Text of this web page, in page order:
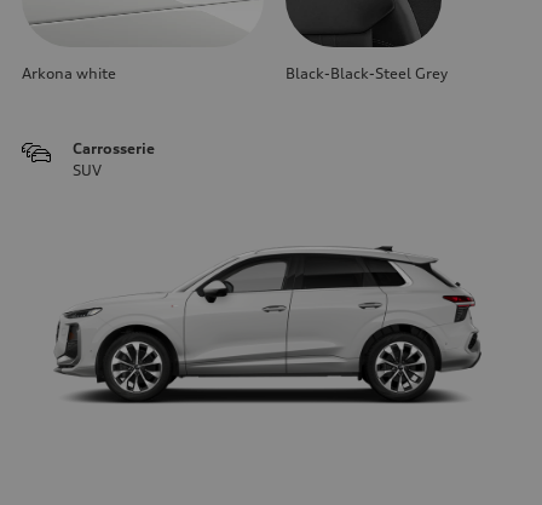
Arkona white Black-Black-Steel Grey
Carrosserie
SUV